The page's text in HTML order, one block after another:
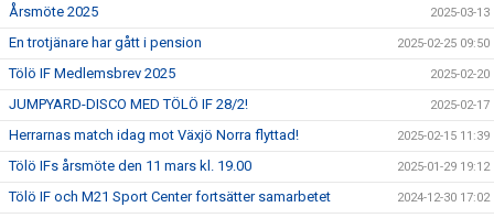
Årsmöte 2025 2025-03-13
En trotjänare har gått i pension 2025-02-25 09:50
Tölö IF Medlemsbrev 2025 2025-02-20
JUMPYARD-DISCO MED TÖLÖ IF 28/2! 2025-02-17
Herrarnas match idag mot Växjö Norra flyttad! 2025-02-15 11:39
Tölö IFs årsmöte den 11 mars kl. 19.00 2025-01-29 19:12
Tölö IF och M21 Sport Center fortsätter samarbetet 2024-12-30 17:02